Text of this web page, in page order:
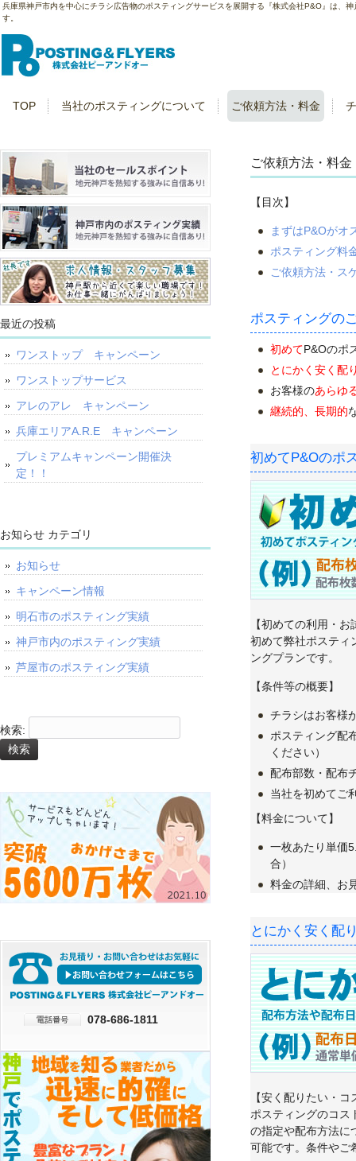
兵庫県神戸市内を中心にチラシ広告物のポスティングサービスを展開する『株式会社P&O』は、
す。
TOP 当社のポスティングについて ご依頼方法・料金
ご依頼方法・料金
【目次】
まずはP&Oが
ポスティング料
ご依頼方法・ス
ポスティングの
初めてP&Oのポ
とにかく安く配
お客様のあらゆ
継続的、長期的
初めてP&Oのポ
【初めての利用・
初めて弊社ポスティ
ングプランです。
【条件等の概要】
チラシはお客様
ポスティング配
ください）
配布部数・配布
当社を初めてご
【料金について】
一枚あたり単価
合）
料金の詳細、お
とにかく安く配
【安く配りたい・
ポスティングのコス
の指定や配布方法に
可能です。条件やご
最近の投稿
ワンストップ キャンペーン
ワンストップサービス
アレのアレ キャンペーン
兵庫エリアA.R.E キャンペーン
プレミアムキャンペーン開催決
定！！
お知らせ カテゴリ
お知らせ
キャンペーン情報
明石市のポスティング実績
神戸市内のポスティング実績
芦屋市のポスティング実績
検索:
078-686-1811